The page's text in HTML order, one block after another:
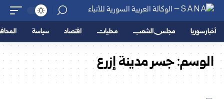
أخبار سوريا مجلس الشعب محليات اقتصاد سياسة
الوسم:جسر مدينة إزرع